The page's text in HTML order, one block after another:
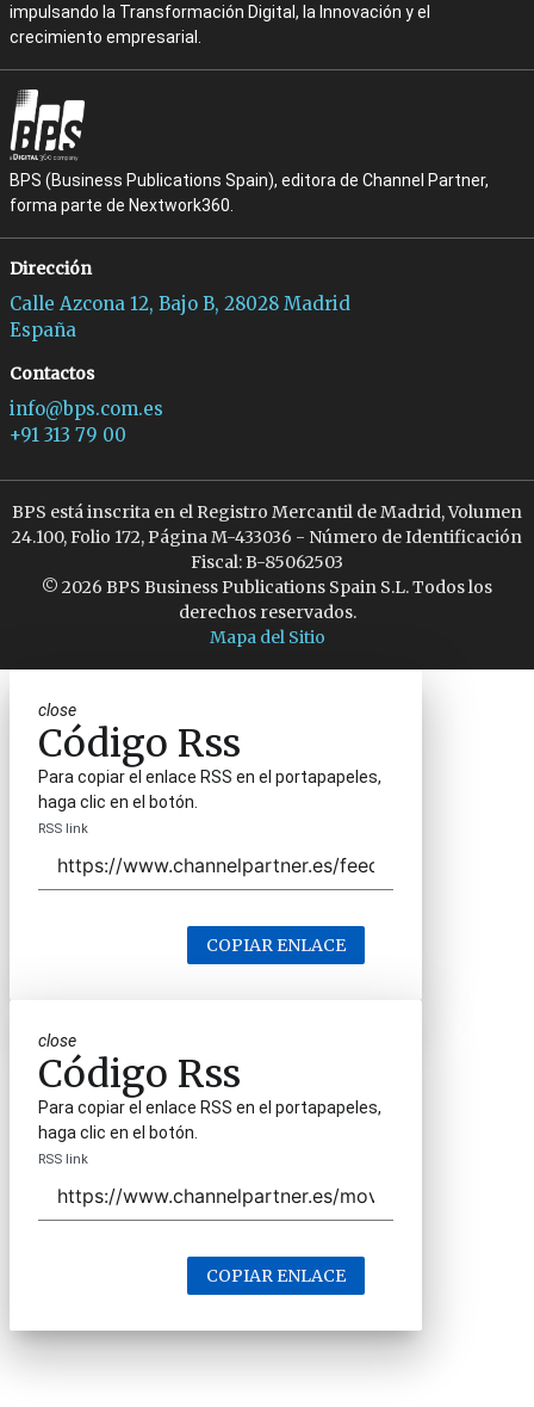
impulsando la Transformación Digital, la Innovación y el
crecimiento empresarial.
BPS (Business Publications Spain), editora de Channel Partner,
forma parte de Nextwork360.
Dirección
Calle Azcona 12, Bajo B, 28028 Madrid
España
Contactos
info@bps.com.es
+91 313 79 00
BPS está inscrita en el Registro Mercantil de Madrid, Volumen
24.100, Folio 172, Página M-433036 - Número de Identificación
Fiscal: B-85062503
© 2026 BPS Business Publications Spain S.L. Todos los
derechos reservados.
Mapa del Sitio
close
Código Rss
Para copiar el enlace RSS en el portapapeles,
haga clic en el botón.
RSS link
COPIAR ENLACE
close
Código Rss
Para copiar el enlace RSS en el portapapeles,
haga clic en el botón.
RSS link
COPIAR ENLACE